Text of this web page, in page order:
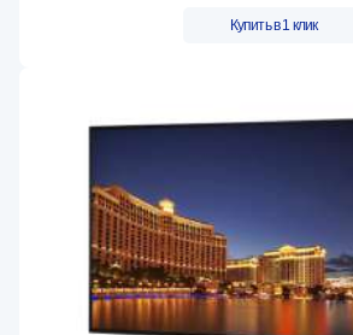
Купить в 1 клик